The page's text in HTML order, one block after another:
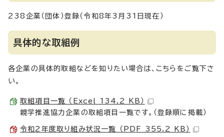
238企業（団体）登録（令和8年3月31日現在）
具体的な取組例
各企業の具体的取組などを知りたい場合は、こちらをご覧下さ
い。
取組項目一覧 （Excel 134.2 KB）
親学推進協力企業の取組項目一覧です。（登録順に掲載）
令和2年度取り組み状況一覧 （PDF 355.2 KB）